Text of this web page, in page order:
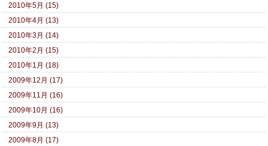
2010年5月 (15)
2010年4月 (13)
2010年3月 (14)
2010年2月 (15)
2010年1月 (18)
2009年12月 (17)
2009年11月 (16)
2009年10月 (16)
2009年9月 (13)
2009年8月 (17)